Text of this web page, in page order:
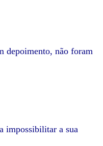
depoimento, não foram
impossibilitar a sua